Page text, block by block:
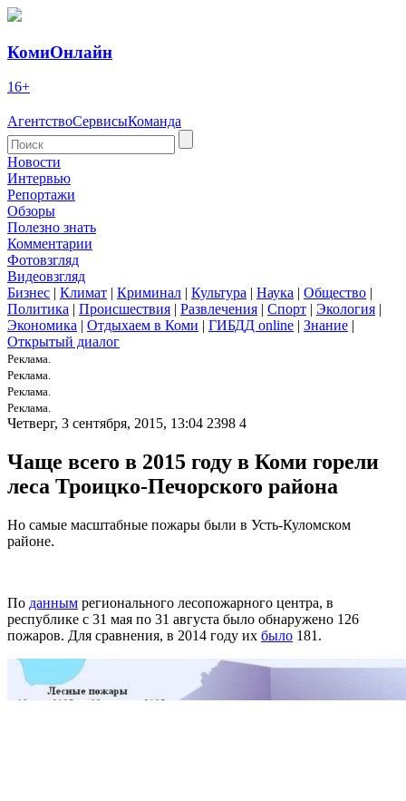
КомиОнлайн
16+
АгентствоСервисыКоманда
Новости
Интервью
Репортажи
Обзоры
Полезно знать
Комментарии
Фотовзгляд
Видеовзгляд
Бизнес | Климат | Криминал | Культура | Наука | Общество |
Политика | Происшествия | Развлечения | Спорт | Экология |
Экономика | Отдыхаем в Коми | ГИБДД online | Знание |
Открытый диалог
Реклама.
Реклама.
Реклама.
Реклама.
Четверг, 3 сентября, 2015, 13:04 2398 4
Чаще всего в 2015 году в Коми горели
леса Троицко-Печорского района
Но самые масштабные пожары были в Усть-Куломском
районе.
По данным регионального лесопожарного центра, в
республике с 31 мая по 31 августа было обнаружено 126
пожаров. Для сравнения, в 2014 году их было 181.